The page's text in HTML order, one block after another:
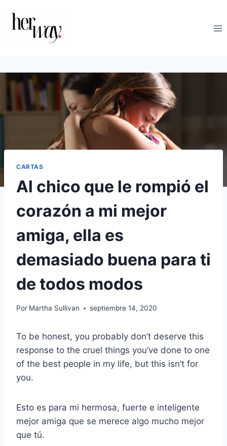
contenido
CARTAS
Al chico que le rompió el
corazón a mi mejor
amiga, ella es
demasiado buena para ti
de todos modos
Por Martha Sullivan septiembre 14, 2020
To be honest, you probably don’t deserve this
response to the cruel things you’ve done to one
of the best people in my life, but this isn’t for
you.
Esto es para mi hermosa, fuerte e inteligente
mejor amiga que se merece algo mucho mejor
que tú.